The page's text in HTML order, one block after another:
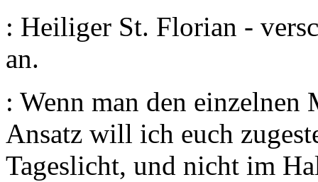
: Heiliger St. Florian -
an.
: Wenn man den
Ansatz will ich euch
Tageslicht, und nicht im